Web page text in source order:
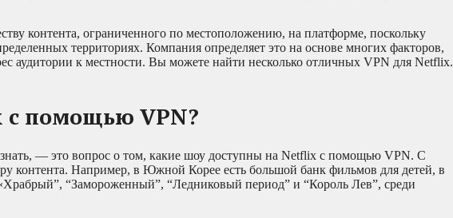
контента, ограниченного по местоположению, на платформе, поскольку
территориях. Компания определяет это на основе многих факторов,
аудитории к местности. Вы можете найти несколько отличных VPN для Netflix.
с помощью VPN?
— это вопрос о том, какие шоу доступны на Netflix с помощью VPN. С
контента. Например, в Южной Корее есть большой банк фильмов для детей, в
“Замороженный”, “Ледниковый период” и “Король Лев”, среди